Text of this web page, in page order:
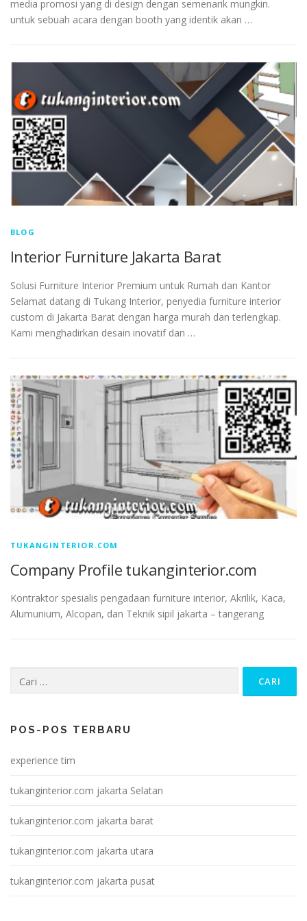
media promosi yang di design dengan semenarik mungkin.
untuk sebuah acara dengan booth yang identik akan …
BLOG
Interior Furniture Jakarta Barat
Solusi Furniture Interior Premium untuk Rumah dan Kantor
Selamat datang di Tukang Interior, penyedia furniture interior
custom di Jakarta Barat dengan harga murah dan terlengkap.
Kami menghadirkan desain inovatif dan …
TUKANGINTERIOR.COM
Company Profile tukanginterior.com
Kontraktor spesialis pengadaan furniture interior, Akrilik, Kaca,
Alumunium, Alcopan, dan Teknik sipil jakarta – tangerang
POS-POS TERBARU
experience tim
tukanginterior.com jakarta Selatan
tukanginterior.com jakarta barat
tukanginterior.com jakarta utara
tukanginterior.com jakarta pusat